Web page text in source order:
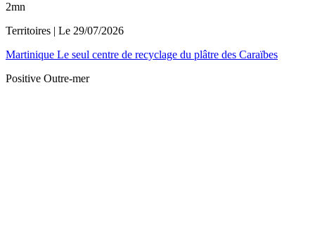
2mn
Territoires | Le 29/07/2026
Martinique Le seul centre de recyclage du plâtre des Caraïbes
Positive Outre-mer